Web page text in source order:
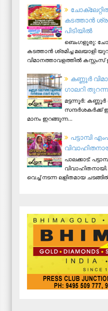
കടത്താൻ
പിടിയില്‍
ബെംഗളൂരു:
കടത്താൻ ശ്രമിച്ച മലയാളി
വിമാനത്താവളത്തിൽ കസ്റ്റംസ്
ക​ണ്ണൂ​ർ
ഗാ​ല​റി
മ​ട്ട​ന്നൂ​ർ:
സ​ന്ദ​ർ​ശ​ക​ർ​ക്ക്
മാ​നം ഇ​റ​ങ്ങു​ന്ന...
പട്ടാമ്പി
പാലക്കാട്:
വെച്ച് നടന്ന ലളിതമായ